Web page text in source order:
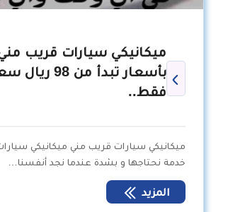
ميكانيكي سيارات قريب مني
بأسعار تبدأ من
فقط..
ميكانيكي سيارات قريب مني ميكانيكي
خدمة نحتاجها و بشدة عندما نجد أنفسنا…
المزيد